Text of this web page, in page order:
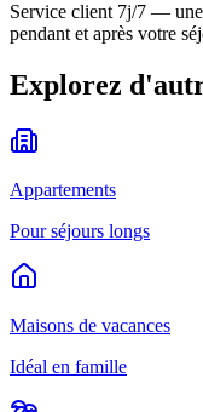
Service client 7j/7 — une
pendant et après votre
Explorez
Appartements
Pour séjours longs
Maisons de vacances
Idéal en famille